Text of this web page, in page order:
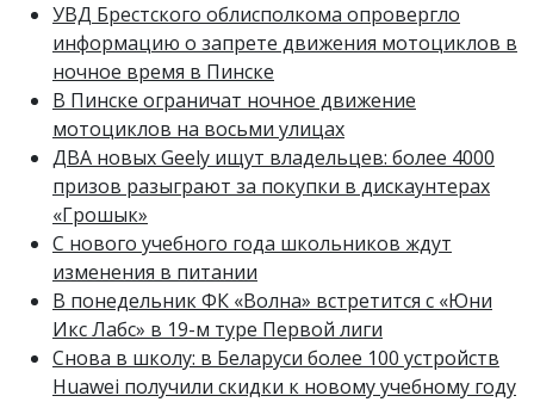
УВД Брестского облисполкома опровергло
информацию о запрете движения мотоциклов в
ночное время в Пинске
В Пинске ограничат ночное движение
мотоциклов на восьми улицах
ДВА новых Geely ищут владельцев: более 4000
призов разыграют за покупки в дискаунтерах
«Грошык»
С нового учебного года школьников ждут
изменения в питании
В понедельник ФК «Волна» встретится с «Юни
Икс Лабс» в 19-м туре Первой лиги
Снова в школу: в Беларуси более 100 устройств
Huawei получили скидки к новому учебному году